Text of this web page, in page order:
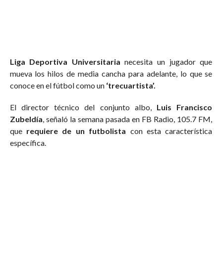
Liga Deportiva Universitaria necesita un jugador que
mueva los hilos de media cancha para adelante, lo que se
conoce en el fútbol como un ‘trecuartista’.
El director técnico del conjunto albo, Luis Francisco
Zubeldía, señaló la semana pasada en FB Radio, 105.7 FM,
que requiere de un futbolista con esta característica
específica.